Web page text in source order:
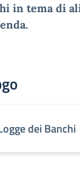
in tema di
da.
dei Banchi